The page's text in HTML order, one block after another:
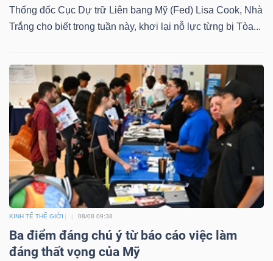
Thống đốc Cục Dự trữ Liên bang Mỹ (Fed) Lisa Cook, Nhà
Trắng cho biết trong tuần này, khơi lại nỗ lực từng bị Tòa...
KINH TẾ THẾ GIỚI 08/08 09:38
Ba điểm đáng chú ý từ báo cáo việc làm
đáng thất vọng của Mỹ
tài
chính